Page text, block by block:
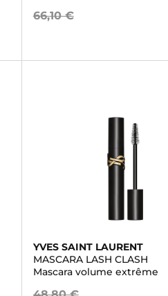
66,10 €
YVES SAINT LAURENT
MASCARA LASH CLASH
Mascara volume extrême